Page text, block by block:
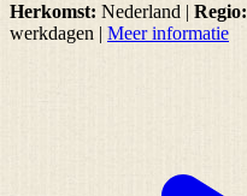
Herkomst: Nederland | Regio:
werkdagen | Meer informatie